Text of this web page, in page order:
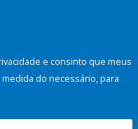
e consinto que meus
do necessário, para